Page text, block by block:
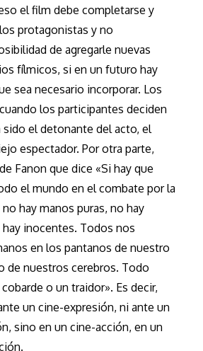
el film debe completarse y
protagonistas y no
de agregarle nuevas
fílmicos, si en un futuro hay
sea necesario incorporar. Los
los participantes deciden
sido el detonante del acto, el
espectador. Por otra parte,
Fanon que dice «Si hay que
el mundo en el combate por la
hay manos puras, no hay
inocentes. Todos nos
en los pantanos de nuestro
de nuestros cerebros. Todo
o un traidor». Es decir,
un cine-expresión, ni ante un
sino en un cine-acción, en un